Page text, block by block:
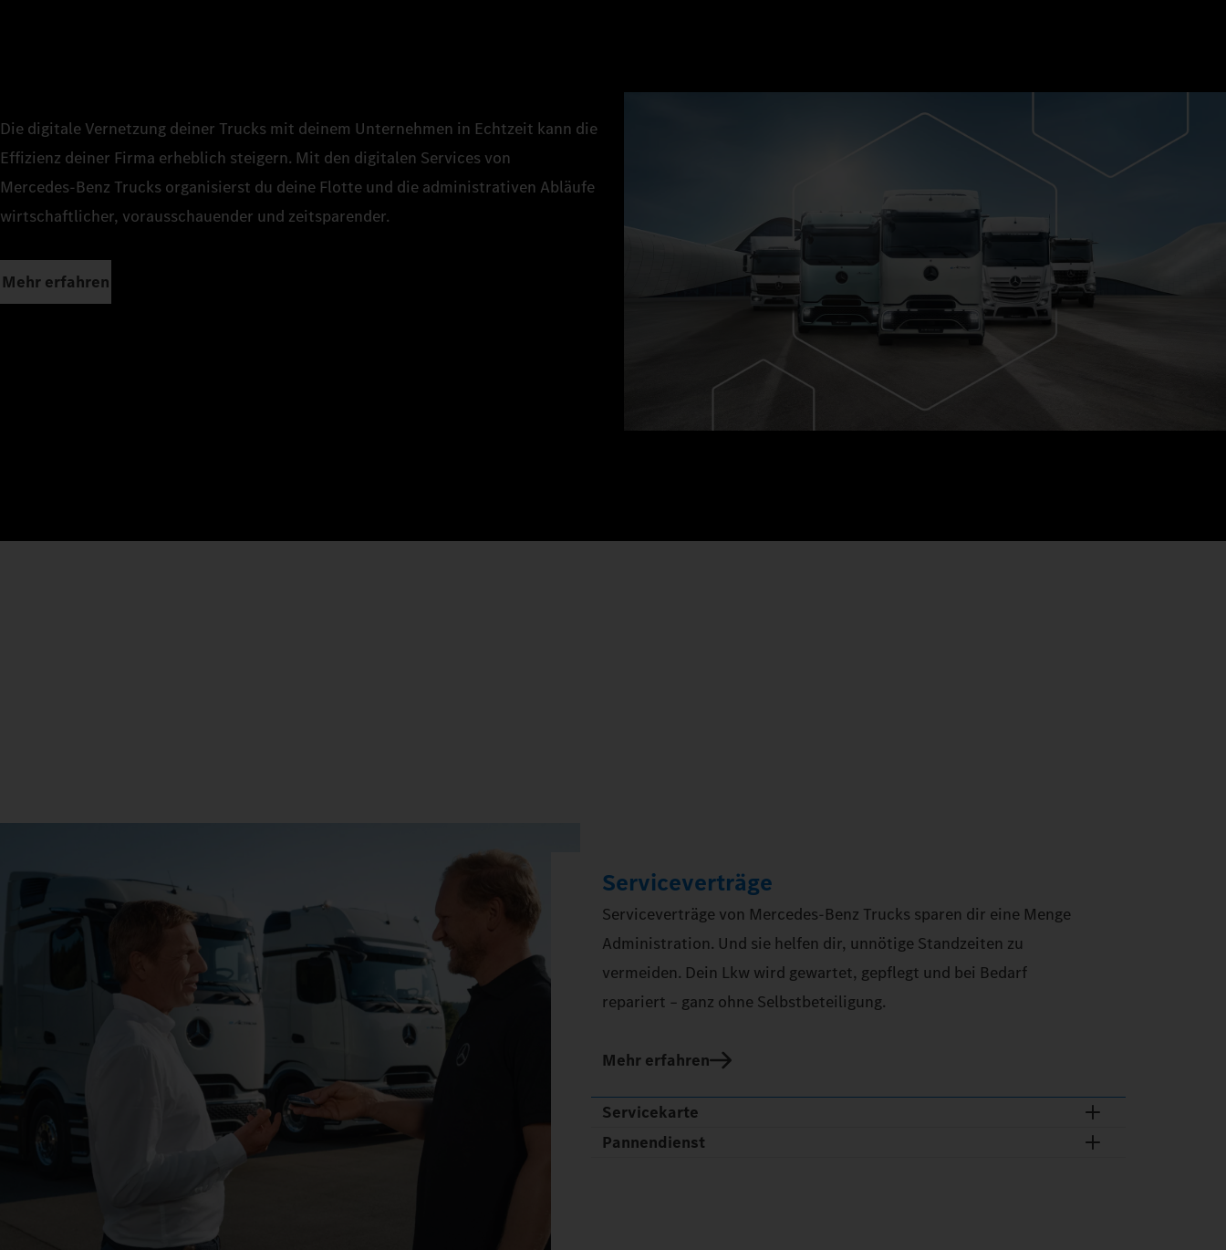
Die digitale Vernetzung deiner Trucks mit deinem Unternehmen in Echtzeit kann die
Effizienz deiner Firma erheblich steigern. Mit den digitalen Services von
Mercedes‑Benz Trucks organisierst du deine Flotte und die administrativen Abläufe
wirtschaftlicher, vorausschauender und zeitsparender.
Mehr erfahren
Serviceverträge
Serviceverträge von Mercedes‑Benz Trucks sparen dir eine Menge
Administration. Und sie helfen dir, unnötige Standzeiten zu
vermeiden. Dein Lkw wird gewartet, gepflegt und bei Bedarf
repariert – ganz ohne Selbstbeteiligung.
Mehr erfahren
Servicekarte
Pannendienst